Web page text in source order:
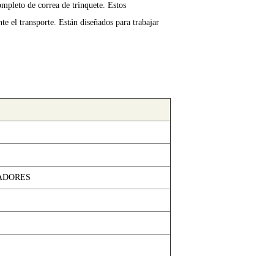
de correa de trinquete. Estos
el transporte. Están diseñados para trabajar